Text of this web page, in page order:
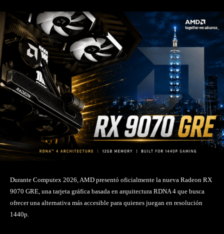
Durante Computex 2026, AMD presentó oficialmente la nueva Radeon RX
9070 GRE, una tarjeta gráfica basada en arquitectura RDNA 4 que busca
ofrecer una alternativa más accesible para quienes juegan en resolución
1440p.